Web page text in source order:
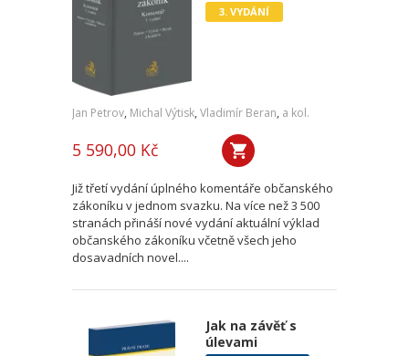
3. VYDÁNÍ
Jan Petrov, Michal Výtisk, Vladimír Beran, a kol.
5 590,00 Kč
Již třetí vydání úplného komentáře občanského
zákoníku v jednom svazku. Na více než 3 500
stranách přináší nové vydání aktuální výklad
občanského zákoníku včetně všech jeho
dosavadních novel....
Jak na závěť s
úlevami